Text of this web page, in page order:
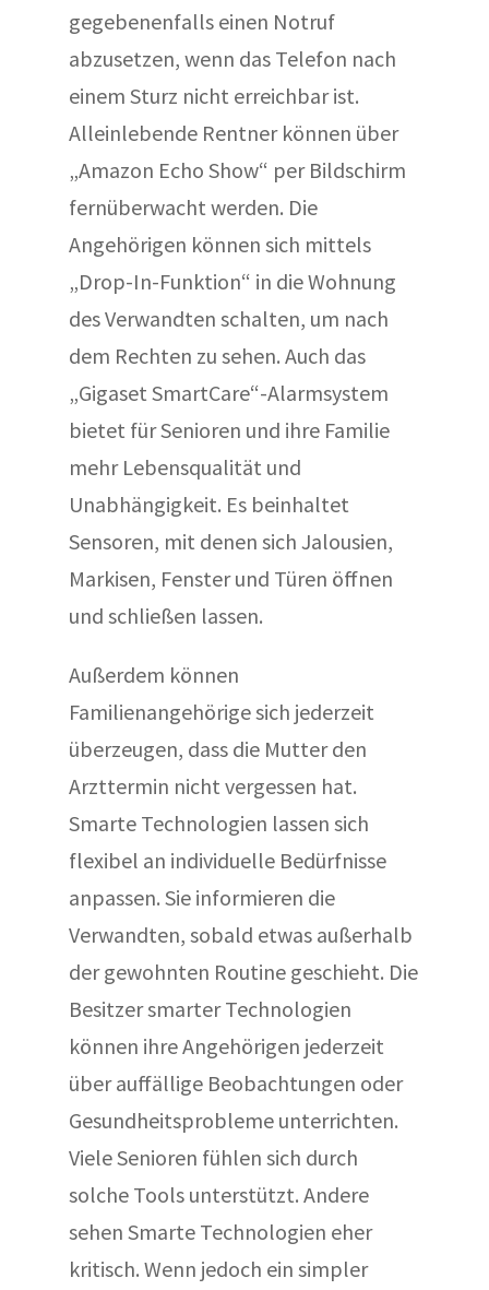
gegebenenfalls einen Notruf
abzusetzen, wenn das Telefon nach
einem Sturz nicht erreichbar ist.
Alleinlebende Rentner können über
„Amazon Echo Show“ per Bildschirm
fernüberwacht werden. Die
Angehörigen können sich mittels
„Drop-In-Funktion“ in die Wohnung
des Verwandten schalten, um nach
dem Rechten zu sehen. Auch das
„Gigaset SmartCare“-Alarmsystem
bietet für Senioren und ihre Familie
mehr Lebensqualität und
Unabhängigkeit. Es beinhaltet
Sensoren, mit denen sich Jalousien,
Markisen, Fenster und Türen öffnen
und schließen lassen.
Außerdem können
Familienangehörige sich jederzeit
überzeugen, dass die Mutter den
Arzttermin nicht vergessen hat.
Smarte Technologien lassen sich
flexibel an individuelle Bedürfnisse
anpassen. Sie informieren die
Verwandten, sobald etwas außerhalb
der gewohnten Routine geschieht. Die
Besitzer smarter Technologien
können ihre Angehörigen jederzeit
über auffällige Beobachtungen oder
Gesundheitsprobleme unterrichten.
Viele Senioren fühlen sich durch
solche Tools unterstützt. Andere
sehen Smarte Technologien eher
kritisch. Wenn jedoch ein simpler